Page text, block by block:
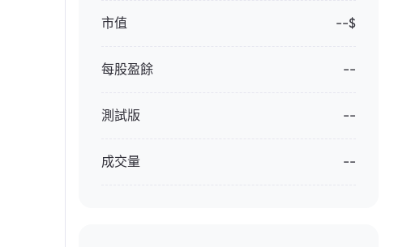
市值 --$
每股盈餘 --
測試版 --
成交量 --